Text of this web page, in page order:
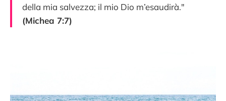
della mia salvezza; il mio Dio m’esaudirà."
(Michea 7:7)